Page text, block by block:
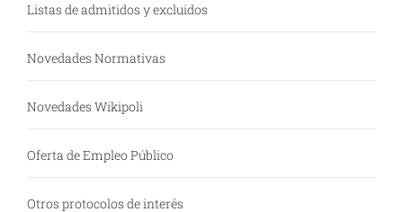
Listas de admitidos y excluidos
Novedades Normativas
Novedades Wikipoli
Oferta de Empleo Público
Otros protocolos de interés